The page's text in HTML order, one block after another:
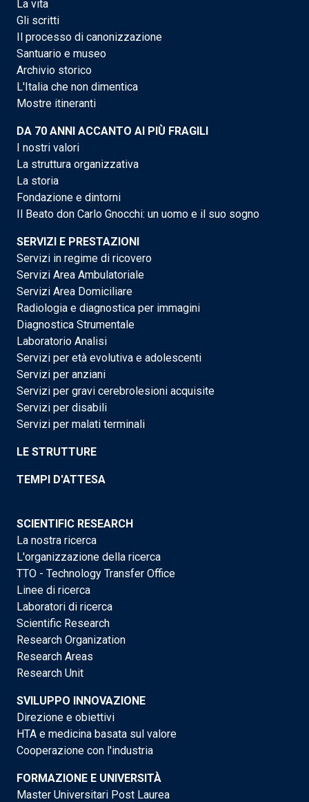
La vita
Gli scritti
Il processo di canonizzazione
Santuario e museo
Archivio storico
L'Italia che non dimentica
Mostre itineranti
DA 70 ANNI ACCANTO AI PIÙ FRAGILI
I nostri valori
La struttura organizzativa
La storia
Fondazione e dintorni
Il Beato don Carlo Gnocchi: un uomo e il suo sogno
SERVIZI E PRESTAZIONI
Servizi in regime di ricovero
Servizi Area Ambulatoriale
Servizi Area Domiciliare
Radiologia e diagnostica per immagini
Diagnostica Strumentale
Laboratorio Analisi
Servizi per età evolutiva e adolescenti
Servizi per anziani
Servizi per gravi cerebrolesioni acquisite
Servizi per disabili
Servizi per malati terminali
LE STRUTTURE
TEMPI D'ATTESA
SCIENTIFIC RESEARCH
La nostra ricerca
L'organizzazione della ricerca
TTO - Technology Transfer Office
Linee di ricerca
Laboratori di ricerca
Scientific Research
Research Organization
Research Areas
Research Unit
SVILUPPO INNOVAZIONE
Direzione e obiettivi
HTA e medicina basata sul valore
Cooperazione con l'industria
FORMAZIONE E UNIVERSITÀ
Master Universitari Post Laurea